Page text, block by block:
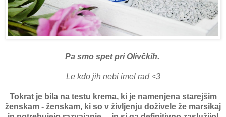
Pa smo spet pri Olivčkih.
Le kdo jih nebi imel rad <3
Tokrat je bila na testu krema, ki je namenjena starejšim
ženskam - ženskam, ki so v življenju doživele že marsikaj